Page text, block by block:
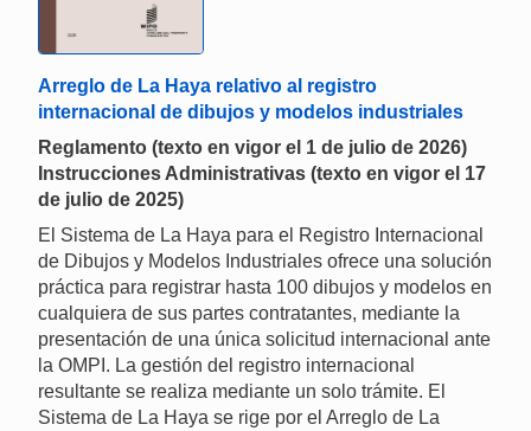
Arreglo de La Haya relativo al registro
internacional de dibujos y modelos industriales
Reglamento (texto en vigor el 1 de julio de 2026)
Instrucciones Administrativas (texto en vigor el 17
de julio de 2025)
El Sistema de La Haya para el Registro Internacional
de Dibujos y Modelos Industriales ofrece una solución
práctica para registrar hasta 100 dibujos y modelos en
cualquiera de sus partes contratantes, mediante la
presentación de una única solicitud internacional ante
la OMPI. La gestión del registro internacional
resultante se realiza mediante un solo trámite. El
Sistema de La Haya se rige por el Arreglo de La